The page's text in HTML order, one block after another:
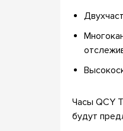
Часы QCY
будут